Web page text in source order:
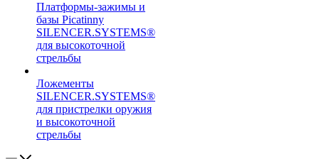
Платформы-зажимы и
базы Picatinny
SILENCER.SYSTEMS®
для высокоточной
стрельбы
Ложементы
SILENCER.SYSTEMS®
для пристрелки оружия
и высокоточной
стрельбы